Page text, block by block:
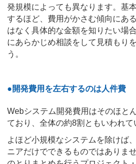
発規模によっても異なります。基
するほど、費用がかさむ傾向にあ
はなく具体的な金額を知りたい場
にあらかじめ相談をして見積もり
う。
●開発費用を左右するのは人件費
Webシステム開発費用はそのほと
ており、全体の約8割ともいわれて
よほど小規模なシステムを除けば
ニアだけでできるものではありま